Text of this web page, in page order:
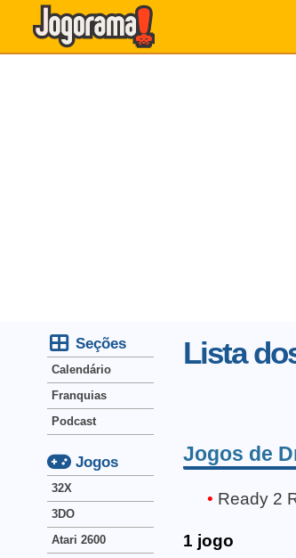
Lista
Jogos de
Ready 2
1 jogo
Seções
Calendário
Franquias
Podcast
Jogos
32X
3DO
Atari 2600